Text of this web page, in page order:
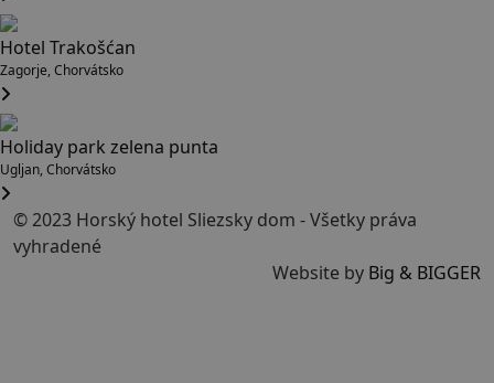
Hotel Trakošćan
Zagorje, Chorvátsko
Holiday park zelena punta
Ugljan, Chorvátsko
© 2023 Horský hotel Sliezsky dom - Všetky práva
vyhradené
Website by Big & BIGGER